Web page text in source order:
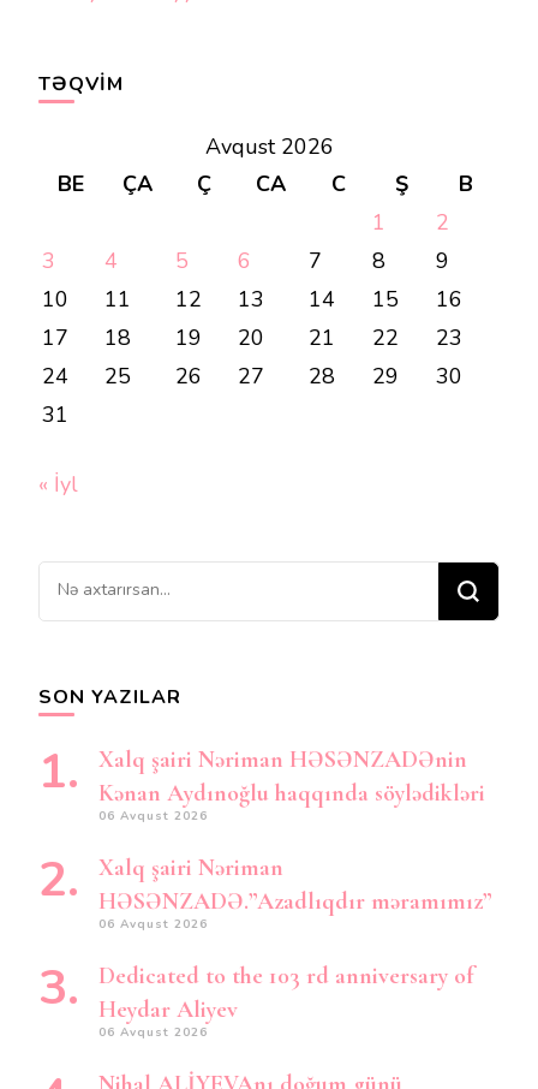
TƏQVIM
Avqust 2026
BE
ÇA Ç CA C Ş
B
1
2
3
4 5 6 7 8
9
10
11 12 13 14 15
16
17
18 19 20 21 22
23
24
25 26 27 28 29
30
31
« İyl
Bir
şey
SON YAZILAR
Xalq şairi Nəriman HƏSƏNZADƏnin
Kənan Aydınoğlu haqqında söylədikləri
06 Avqust 2026
Xalq şairi Nəriman
HƏSƏNZADƏ.”Azadlıqdır məramımız”
06 Avqust 2026
Dedicated to the 103 rd anniversary of
Heydar Aliyev
06 Avqust 2026